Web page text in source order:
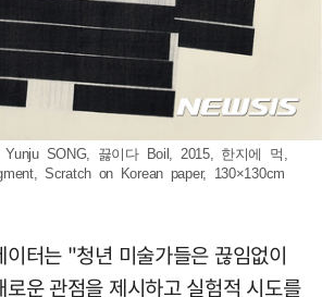
Yunju SONG, 끓이다 Boil, 2015, 한지에 먹,
Scratch on Korean paper, 130×130cm
터는 "청년 미술가들은 끊임없이
운 관점을 제시하고 실험적 시도를